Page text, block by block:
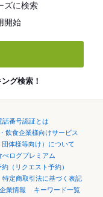
ズに検索
開始
グ検索！
話番号認証とは
飲食企業様向けサービス
体様等向け）について
べログプレミアム
（リクエスト予約）
特定商取引法に基づく表記
企業情報
キーワード一覧